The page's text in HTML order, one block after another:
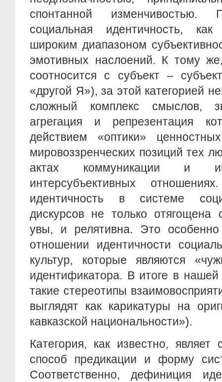
спонтанной
социальная идентичность,
широким диапазоном
эмотивных наслоений. К тому же,
соотносится с субъект –
«другой Я»), за этой категорией
сложный комплекс смыслов,
агрегация и репрезентация
действием «оптики»
мировоззренческих позиций тех
актах коммуникации и
интерсубъективных
идентичность в системе
дискурсов не только отягощена
увы, и релятивна. Это особенно
отношении идентичности
культур, которые являются
идентификатора. В итоге в
такие стереотипы
выглядят как карикатуры на
кавказской национальности»).
Категория, как известно, являет
способ предикации и форму
Соответственно, дефиниция